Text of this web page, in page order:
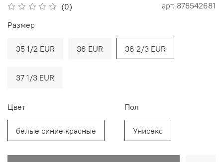
(0) арт. 878542681
Размер
35 1/2 EUR 36 EUR 36 2/3 EUR
37 1/3 EUR
Цвет
белые синие красные
Пол
Унисекс